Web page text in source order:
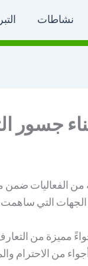
نشاطات
السورية الألمانية الحرة
الجهات التي
مميزة من
من الاحترام